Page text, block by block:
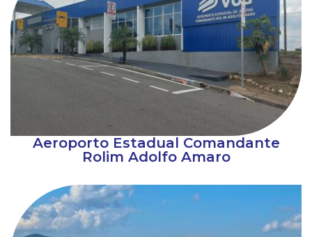
Aeroporto Estadual Comandante
Rolim Adolfo Amaro